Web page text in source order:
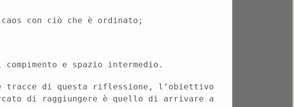
con ciò che è ordinato;
e spazio intermedio.
tracce di questa riflessione, l’obiettivo
di raggiungere è quello di arrivare a